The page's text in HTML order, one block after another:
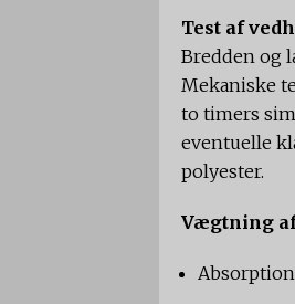
Test af
Bredden og
Mekaniske
to timers
eventuelle
polyester.
Vægtning